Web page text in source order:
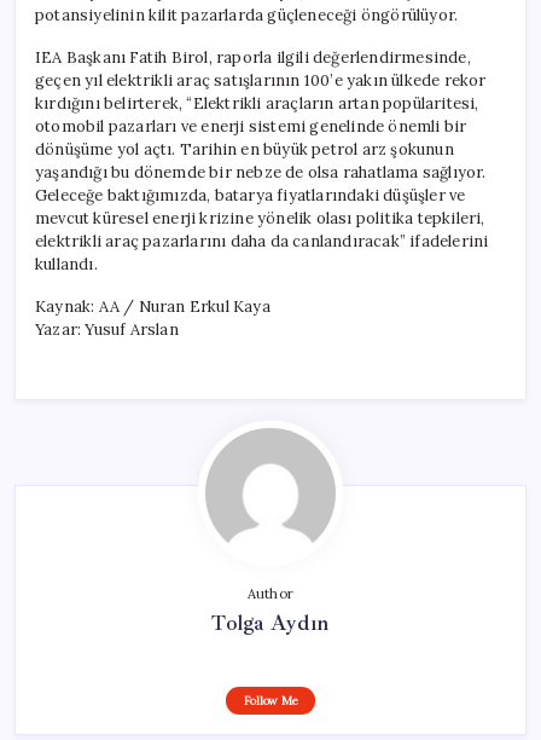
potansiyelinin kilit pazarlarda güçleneceği öngörülüyor.
IEA Başkanı Fatih Birol, raporla ilgili değerlendirmesinde,
geçen yıl elektrikli araç satışlarının 100’e yakın ülkede rekor
kırdığını belirterek, “Elektrikli araçların artan popülaritesi,
otomobil pazarları ve enerji sistemi genelinde önemli bir
dönüşüme yol açtı. Tarihin en büyük petrol arz şokunun
yaşandığı bu dönemde bir nebze de olsa rahatlama sağlıyor.
Geleceğe baktığımızda, batarya fiyatlarındaki düşüşler ve
mevcut küresel enerji krizine yönelik olası politika tepkileri,
elektrikli araç pazarlarını daha da canlandıracak” ifadelerini
kullandı.
Kaynak: AA / Nuran Erkul Kaya
Yazar: Yusuf Arslan
Author
Tolga Aydın
Follow Me